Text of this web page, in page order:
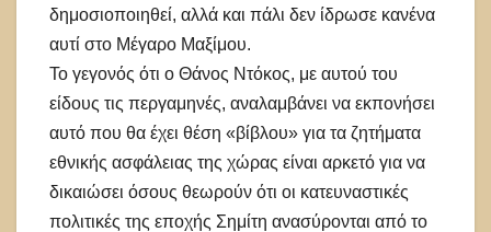
δημοσιοποιηθεί, αλλά και πάλι δεν ίδρωσε κανένα
αυτί στο Μέγαρο Μαξίμου.
Το γεγονός ότι ο Θάνος Ντόκος, με αυτού του
είδους τις περγαμηνές, αναλαμβάνει να εκπονήσει
αυτό που θα έχει θέση «βίβλου» για τα ζητήματα
εθνικής ασφάλειας της χώρας είναι αρκετό για να
δικαιώσει όσους θεωρούν ότι οι κατευναστικές
πολιτικές της εποχής Σημίτη ανασύρονται από το